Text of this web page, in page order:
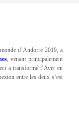
d’Andorre 2019, a
, venant principalement
a transformé l’Avet en
entre les deux s’est